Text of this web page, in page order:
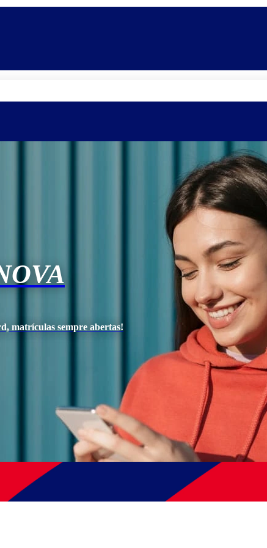
Equipe
matrículas sempre abertas!